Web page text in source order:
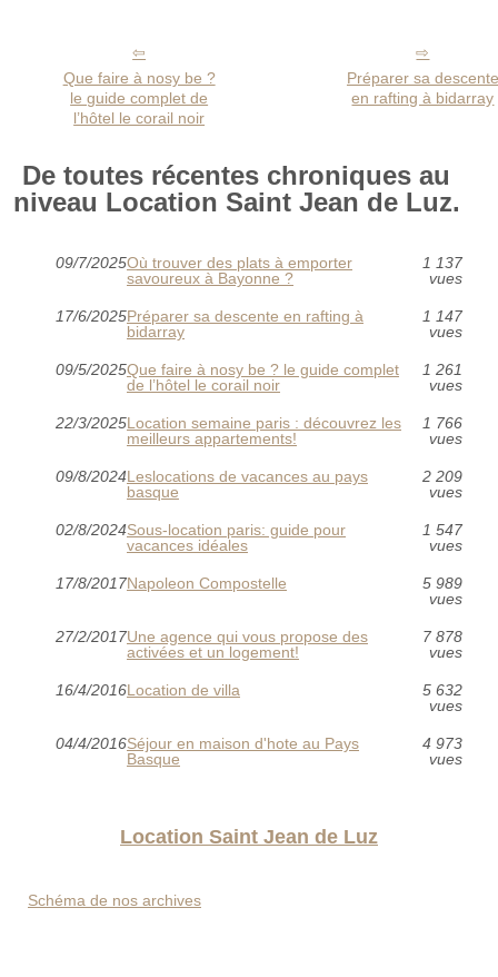
Que faire à nosy be ?
le guide complet de
l’hôtel le corail noir
Préparer sa descente
en rafting à bidarray
De toutes récentes chroniques au
niveau Location Saint Jean de Luz.
09/7/2025Où trouver des plats à emporter
savoureux à Bayonne ?
1 137
vues
17/6/2025Préparer sa descente en rafting à
bidarray
1 147
vues
09/5/2025Que faire à nosy be ? le guide complet
de l’hôtel le corail noir
1 261
vues
22/3/2025Location semaine paris : découvrez les
meilleurs appartements!
1 766
vues
09/8/2024Leslocations de vacances au pays
basque
2 209
vues
02/8/2024Sous-location paris: guide pour
vacances idéales
1 547
vues
17/8/2017Napoleon Compostelle
5 989
vues
27/2/2017Une agence qui vous propose des
activées et un logement!
7 878
vues
16/4/2016Location de villa
5 632
vues
04/4/2016Séjour en maison d'hote au Pays
Basque
4 973
vues
Location Saint Jean de Luz
Schéma de nos archives